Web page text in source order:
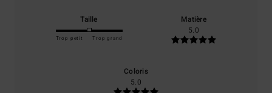
Taille
Trop petit Trop grand
Matière
5.0
Coloris
5.0